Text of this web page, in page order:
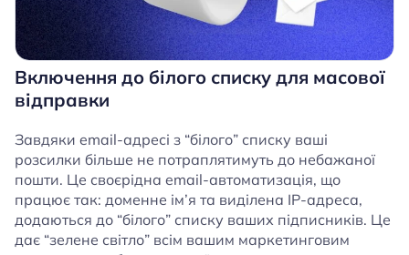
Включення до білого списку для масової
відправки
Завдяки email-адресі з “білого” списку ваші
розсилки більше не потраплятимуть до небажаної
пошти. Це своєрідна email-автоматизація, що
працює так: доменне ім’я та виділена IP-адреса,
додаються до “білого” списку ваших підписників. Це
дає “зелене світло” всім вашим маркетинговим